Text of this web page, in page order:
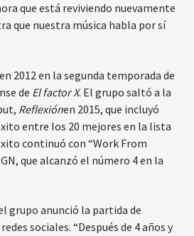
que está reviviendo nuevamente
que nuestra música habla por sí
2012 en la segunda temporada de
de El factor X. El grupo saltó a la
Reflexiónen 2015, que incluyó
entre los 20 mejores en la lista
continuó con “Work From
que alcanzó el número 4 en la
grupo anunció la partida de
sociales. “Después de 4 años y